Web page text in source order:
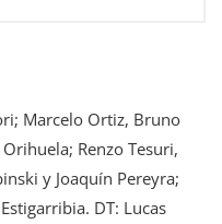
Marcelo Ortiz, Bruno
Renzo Tesuri,
y Joaquín Pereyra;
DT: Lucas